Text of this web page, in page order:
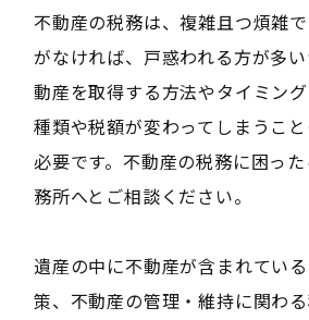
不動産の税務は、複雑且つ煩雑
がなければ、戸惑われる方が多
動産を取得する方法やタイミン
種類や税額が変わってしまうこ
必要です。不動産の税務に困っ
務所へとご相談ください。
遺産の中に不動産が含まれてい
策、不動産の管理・維持に関わ